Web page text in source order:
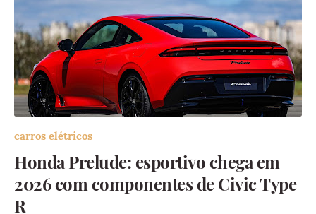
carros elétricos
Honda Prelude: esportivo chega em
2026 com componentes de Civic Type
R